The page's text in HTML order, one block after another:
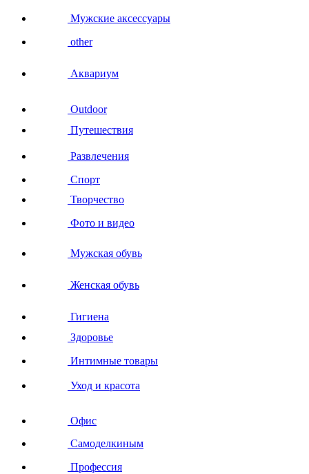
Мужские аксессуары
other
Аквариум
Outdoor
Путешествия
Развлечения
Спорт
Творчество
Фото и видео
Мужская обувь
Женская обувь
Гигиена
Здоровье
Интимные товары
Уход и красота
Офис
Самоделкиным
Профессия